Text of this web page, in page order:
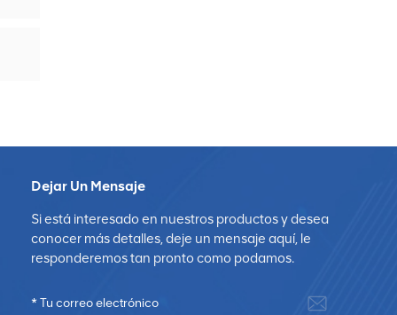
Dejar Un Mensaje
Si está interesado en nuestros productos y desea
conocer más detalles, deje un mensaje aquí, le
responderemos tan pronto como podamos.